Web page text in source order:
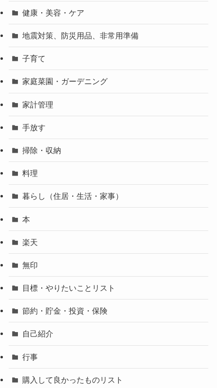
健康・美容・ケア
地震対策、防災用品、非常用準備
子育て
家庭菜園・ガーデニング
家計管理
手放す
掃除・収納
料理
暮らし（住居・生活・家事）
本
楽天
無印
目標・やりたいことリスト
節約・貯金・投資・保険
自己紹介
行事
購入して良かったものリスト